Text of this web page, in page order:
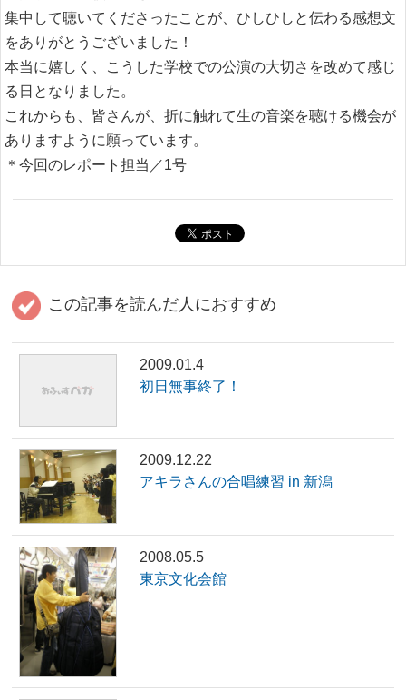
集中して聴いてくださったことが、ひしひしと伝わる感想文
をありがとうございました！
本当に嬉しく、こうした学校での公演の大切さを改めて感じ
る日となりました。
これからも、皆さんが、折に触れて生の音楽を聴ける機会が
ありますように願っています。
＊今回のレポート担当／1号
この記事を読んだ人におすすめ
2009.01.4
初日無事終了！
2009.12.22
アキラさんの合唱練習 in 新潟
2008.05.5
東京文化会館